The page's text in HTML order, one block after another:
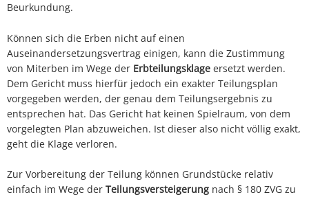
Beurkundung.
Können sich die Erben nicht auf einen
Auseinandersetzungsvertrag einigen, kann die Zustimmung
von Miterben im Wege der Erbteilungsklage ersetzt werden.
Dem Gericht muss hierfür jedoch ein exakter Teilungsplan
vorgegeben werden, der genau dem Teilungsergebnis zu
entsprechen hat. Das Gericht hat keinen Spielraum, von dem
vorgelegten Plan abzuweichen. Ist dieser also nicht völlig exakt,
geht die Klage verloren.
Zur Vorbereitung der Teilung können Grundstücke relativ
einfach im Wege der Teilungsversteigerung nach § 180 ZVG zu